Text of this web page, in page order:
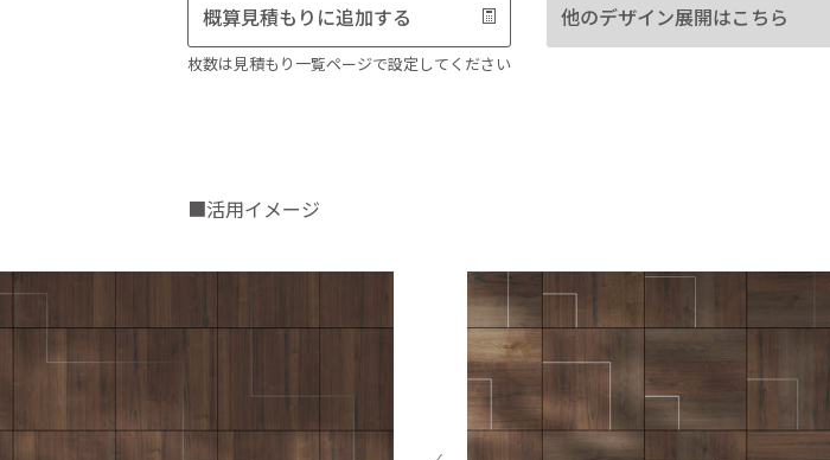
概算見積もりに追加する
枚数は見積もり一覧ページで設定してください
他のデザイン展開はこちら
■活用イメージ